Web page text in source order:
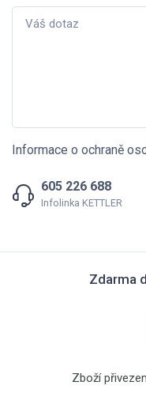
Informace o ochraně
605 226 688
Infolinka KETTLER
Zdarma
Zboží